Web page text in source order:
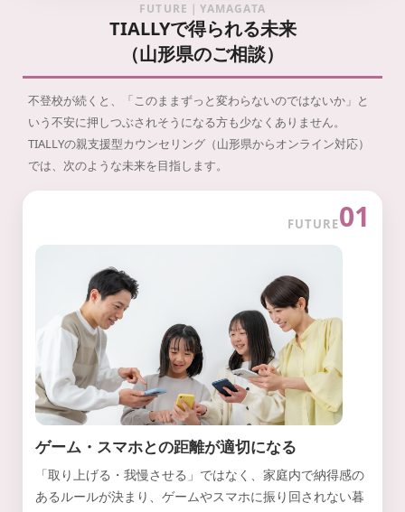
FUTURE｜YAMAGATA
TIALLYで得られる未来
（山形県のご相談）
不登校が続くと、「このままずっと変わらないのではないか」と
いう不安に押しつぶされそうになる方も少なくありません。
TIALLYの親支援型カウンセリング（山形県からオンライン対応）
では、次のような未来を目指します。
FUTURE01
ゲーム・スマホとの距離が適切になる
「取り上げる・我慢させる」ではなく、家庭内で納得感の
あるルールが決まり、ゲームやスマホに振り回されない暮